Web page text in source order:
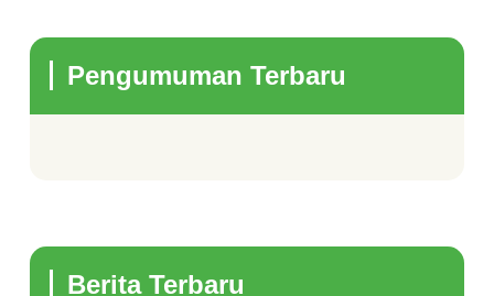
Pengumuman Terbaru
Berita Terbaru